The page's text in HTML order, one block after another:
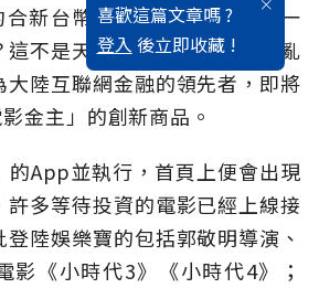
喜歡這篇文章嗎 ?
登入 後立即收藏 !
新台幣491元），就能成為一
這不是天方夜譚，也不是胡言亂
大陸互聯網金融的領先者，即將
金主」的創新商品。
的App並執行，首頁上便會出現
許多等待投資的電影已經上線接
陸娛樂寶的包括郭敬明導演、
影《小時代3》《小時代4》；